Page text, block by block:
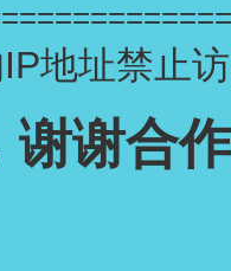
地址禁止
谢合作